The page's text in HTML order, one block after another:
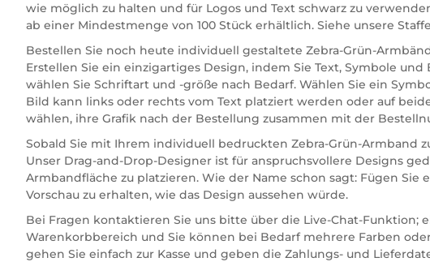
wie möglich zu halten und für Logos und Text schwarz zu
ab einer Mindestmenge von 100 Stück erhältlich. Siehe unsere
Bestellen Sie noch heute individuell gestaltete Zebra-Grün-
Erstellen Sie ein einzigartiges Design, indem Sie Text, Symbole
wählen Sie Schriftart und -größe nach Bedarf. Wählen Sie ein
Bild kann links oder rechts vom Text platziert werden oder auf
wählen, ihre Grafik nach der Bestellung zusammen mit der
Sobald Sie mit Ihrem individuell bedruckten Zebra-Grün-Armband
Unser Drag-and-Drop-Designer ist für anspruchsvollere Designs
Armbandfläche zu platzieren. Wie der Name schon sagt: Fügen
Vorschau zu erhalten, wie das Design aussehen würde.
Bei Fragen kontaktieren Sie uns bitte über die Live-Chat-
Warenkorbbereich und Sie können bei Bedarf mehrere Farben
gehen Sie einfach zur Kasse und geben die Zahlungs- und